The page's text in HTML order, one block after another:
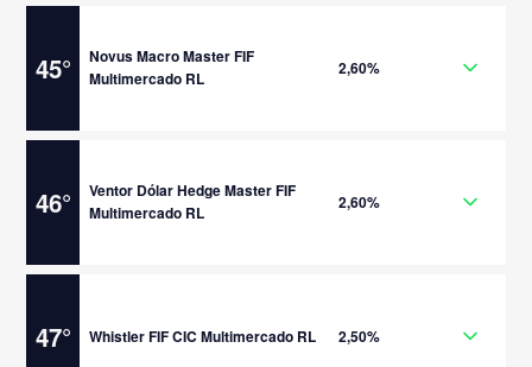
45°
Novus Macro Master FIF
Multimercado RL
2,60%
46°
Ventor Dólar Hedge Master FIF
Multimercado RL
2,60%
47° Whistler FIF CIC Multimercado RL 2,50%